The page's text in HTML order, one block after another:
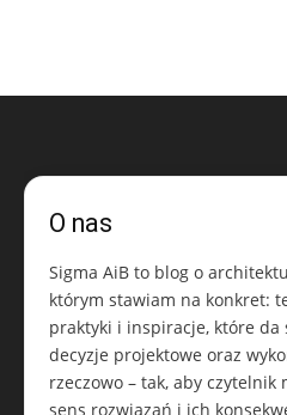
O nas
Sigma AiB to blog o
którym stawiam na konkret:
praktyki i inspiracje, które da
decyzje projektowe oraz
rzeczowo – tak, aby czytelnik
sens rozwiązań i ich